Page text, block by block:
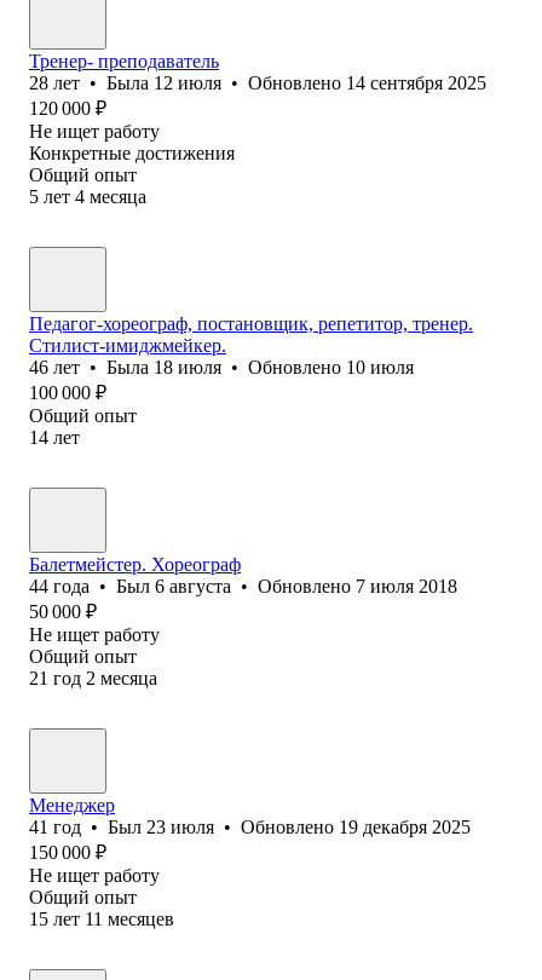
Тренер- преподаватель
28 лет • Была 12 июля • Обновлено 14 сентября 2025
120 000 ₽
Не ищет работу
Конкретные достижения
Общий опыт
5 лет 4 месяца
Педагог-хореограф, постановщик, репетитор, тренер.
Стилист-имиджмейкер.
46 лет • Была 18 июля • Обновлено 10 июля
100 000 ₽
Общий опыт
14 лет
Балетмейстер. Хореограф
44 года • Был 6 августа • Обновлено 7 июля 2018
50 000 ₽
Не ищет работу
Общий опыт
21 год 2 месяца
Менеджер
41 год • Был 23 июля • Обновлено 19 декабря 2025
150 000 ₽
Не ищет работу
Общий опыт
15 лет 11 месяцев